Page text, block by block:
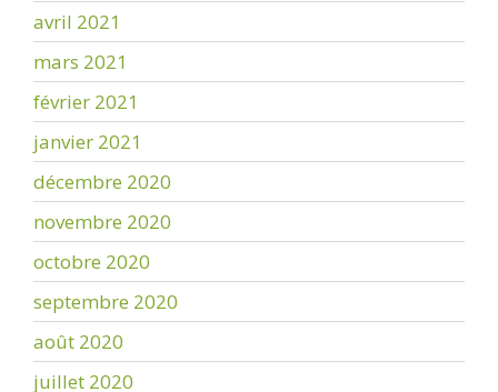
avril 2021
mars 2021
février 2021
janvier 2021
décembre 2020
novembre 2020
octobre 2020
septembre 2020
août 2020
juillet 2020